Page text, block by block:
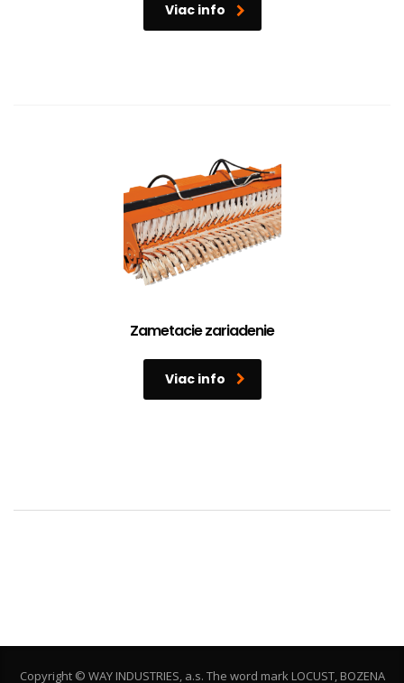
Viac info
Zametacie zariadenie
Viac info
Copyright © WAY INDUSTRIES, a.s. The word mark LOCUST, BOZENA